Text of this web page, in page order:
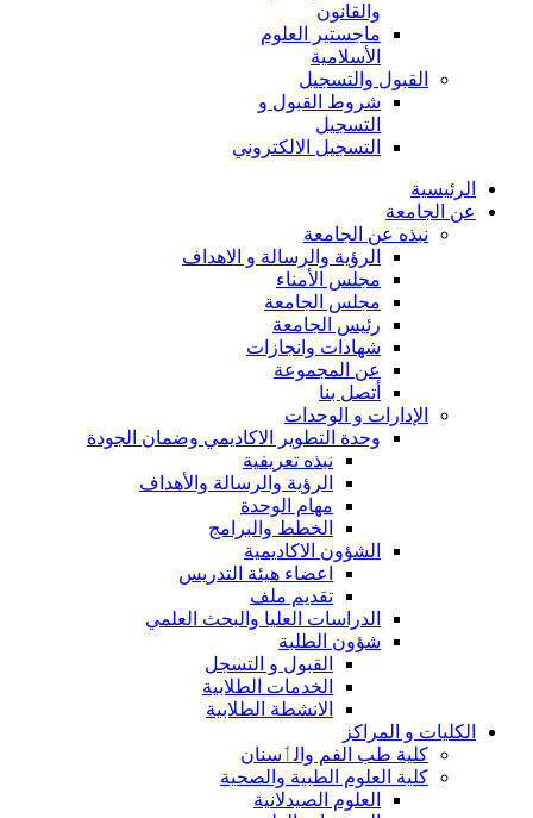
والقانون
ماجستير العلوم
الأسلامية
القبول والتسجيل
شروط القبول و
التسجيل
التسجيل الالكتروني
الرئيسية
عن الجامعة
نبذه عن الجامعة
الرؤية والرسالة و الاهداف
مجلس الأمناء
مجلس الجامعة
رئيس الجامعة
شهادات وانجازات
عن المجموعة
أتصل بنا
الإدارات و الوحدات
وحدة التطوير الاكاديمي وضمان الجودة
نبذه تعريفية
الرؤية والرسالة والأهداف
مهام الوحدة
الخطط والبرامج
الشؤون الاكاديمية
اعضاء هيئة التدريس
تقديم ملف
الدراسات العليا والبحث العلمي
شؤون الطلبة
القبول و التسجل
الخدمات الطلابية
الانشطة الطلابية
الكليات و المراكز
كلية طب الفم والٲسنان
كلية العلوم الطبية والصحية
العلوم الصيدلانية